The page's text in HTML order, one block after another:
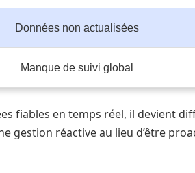
Données non actualisées
Manque de suivi global
fiables en temps réel, il devient
gestion réactive au lieu d’être